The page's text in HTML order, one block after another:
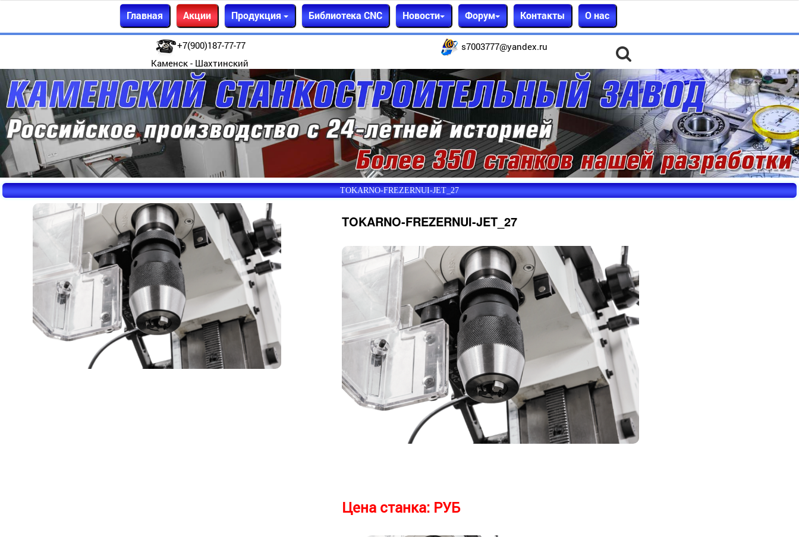
Главная Акции Продукция Библиотека CNC Новости Форум Контакты О нас
+7(900)187-77-77
Каменск - Шахтинский
s7003777@yandex.ru
TOKARNO-FREZERNUI-JET_27
TOKARNO-FREZERNUI-JET_27
Цена станка: РУБ